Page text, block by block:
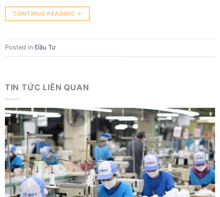
CONTINUE READING →
Posted inĐầu Tư
TIN TỨC LIÊN QUAN